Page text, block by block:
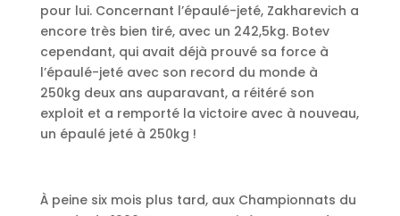
pour lui. Concernant l’épaulé-jeté, Zakharevich a
encore très bien tiré, avec un 242,5kg. Botev
cependant, qui avait déjà prouvé sa force à
l’épaulé-jeté avec son record du monde à
250kg deux ans auparavant, a réitéré son
exploit et a remporté la victoire avec à nouveau,
un épaulé jeté à 250kg !
À peine six mois plus tard, aux Championnats du